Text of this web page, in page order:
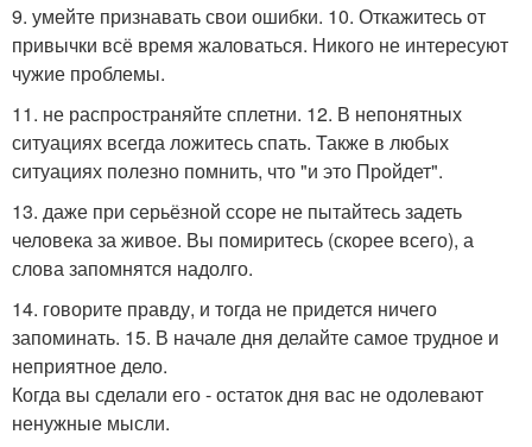
9. умейте признавать свои ошибки. 10. Откажитесь от
привычки всё время жаловаться. Никого не интересуют
чужие проблемы.
11. не распространяйте сплетни. 12. В непонятных
ситуациях всегда ложитесь спать. Также в любых
ситуациях полезно помнить, что "и это Пройдет".
13. даже при серьёзной ссоре не пытайтесь задеть
человека за живое. Вы помиритесь (скорее всего), а
слова запомнятся надолго.
14. говорите правду, и тогда не придется ничего
запоминать. 15. В начале дня делайте самое трудное и
неприятное дело.
Когда вы сделали его - остаток дня вас не одолевают
ненужные мысли.